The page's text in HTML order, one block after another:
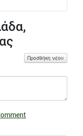
Προσθήκη νέου